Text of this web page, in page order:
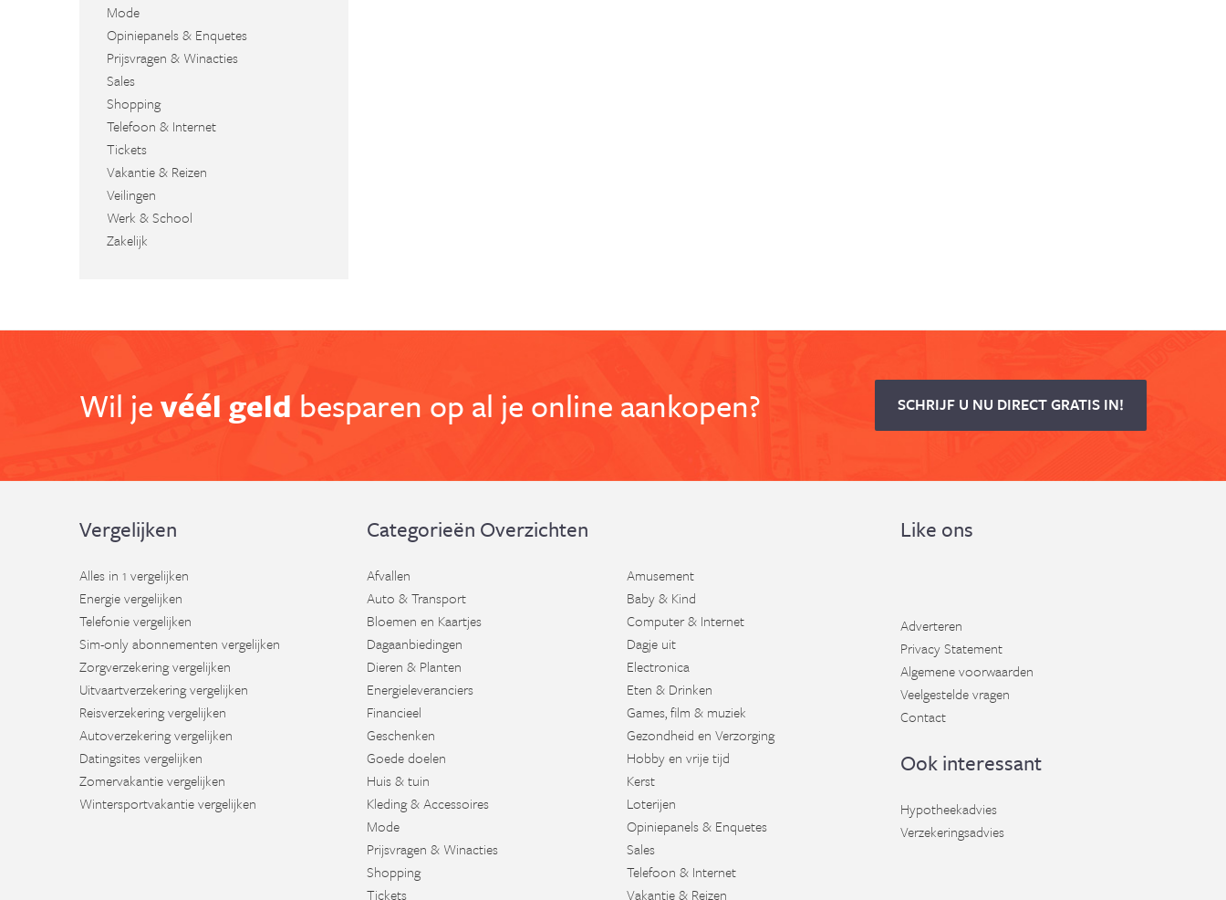
Mode
Opiniepanels & Enquetes
Prijsvragen & Winacties
Sales
Shopping
Telefoon & Internet
Tickets
Vakantie & Reizen
Veilingen
Werk & School
Zakelijk
Wil jevéél geld besparen op al je online aankopen? SCHRIJF U NU DIRECT GRATIS IN!
Vergelijken
Alles in 1 vergelijken
Energie vergelijken
Telefonie vergelijken
Sim-only abonnementen vergelijken
Zorgverzekering vergelijken
Uitvaartverzekering vergelijken
Reisverzekering vergelijken
Autoverzekering vergelijken
Datingsites vergelijken
Zomervakantie vergelijken
Wintersportvakantie vergelijken
Categorieën Overzichten
Afvallen
Auto & Transport
Bloemen en Kaartjes
Dagaanbiedingen
Dieren & Planten
Energieleveranciers
Financieel
Geschenken
Goede doelen
Huis & tuin
Kleding & Accessoires
Mode
Prijsvragen & Winacties
Shopping
Tickets
Amusement
Baby & Kind
Computer & Internet
Dagje uit
Electronica
Eten & Drinken
Games, film & muziek
Gezondheid en Verzorging
Hobby en vrije tijd
Kerst
Loterijen
Opiniepanels & Enquetes
Sales
Telefoon & Internet
Vakantie & Reizen
Like ons
Adverteren
Privacy Statement
Algemene voorwaarden
Veelgestelde vragen
Contact
Ook interessant
Hypotheekadvies
Verzekeringsadvies